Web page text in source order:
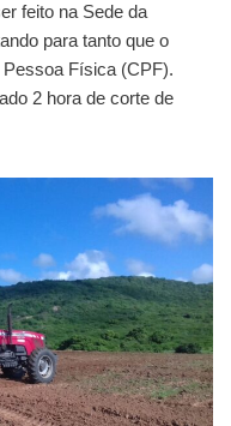
feito na Sede da
para tanto que o
Física (CPF).
2 hora de corte de